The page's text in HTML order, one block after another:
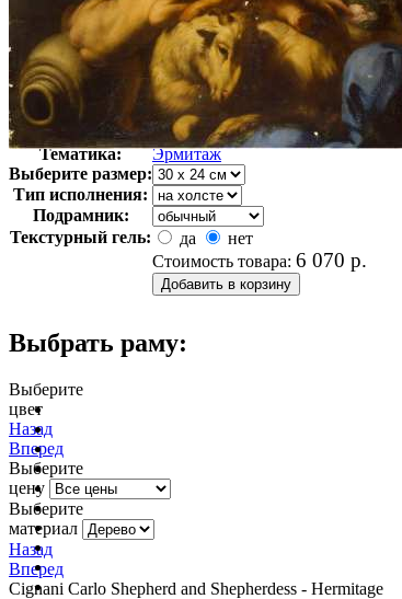
Автор:
Неизвестно
Арт-стиль
Русская живопись XIX века
Тематика:
Эрмитаж
Выберите размер:
Тип исполнения:
Подрамник:
Текстурный гель:
да
нет
Стоимость товара: 6 070 р.
Выбрать раму:
Выберите
цвет
Назад
Вперед
Выберите
цену
Выберите
материал
Назад
Вперед
Cignani Carlo Shepherd and Shepherdess - Hermitage